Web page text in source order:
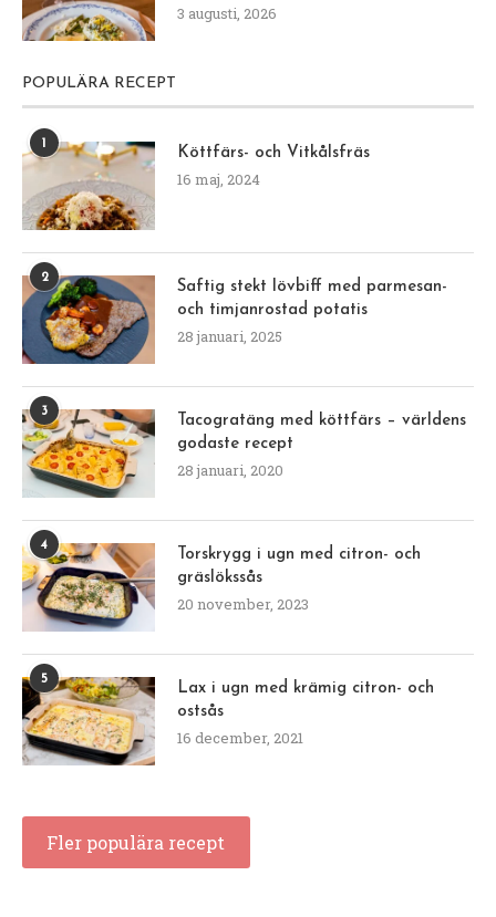
3 augusti, 2026
POPULÄRA RECEPT
1
Köttfärs- och Vitkålsfräs
16 maj, 2024
2
Saftig stekt lövbiff med parmesan-
och timjanrostad potatis
28 januari, 2025
3
Tacogratäng med köttfärs – världens
godaste recept
28 januari, 2020
4
Torskrygg i ugn med citron- och
gräslökssås
20 november, 2023
5
Lax i ugn med krämig citron- och
ostsås
16 december, 2021
Fler populära recept